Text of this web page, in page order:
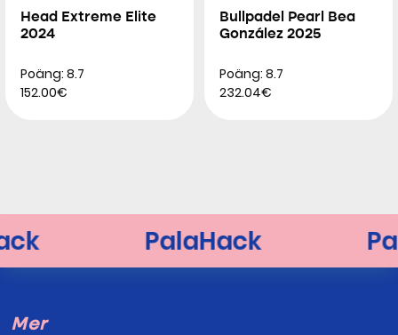
Head Extreme Elite
2024
Poäng: 8.7
152.00€
Bullpadel Pearl Bea
González 2025
Poäng: 8.7
232.04€
Mer